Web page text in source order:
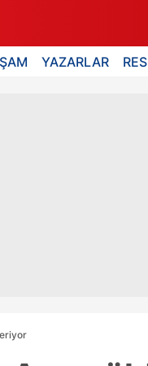
YAZARLAR